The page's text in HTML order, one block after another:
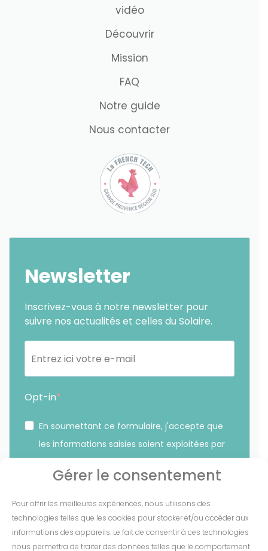
Gérer le consentement
Pour offrir les meilleures expériences, nous utilisons des
technologies telles que les cookies pour stocker et/ou accéder aux
informations des appareils. Le fait de consentir à ces technologies
nous permettra de traiter des données telles que le comportement
vidéo
Découvrir
Mission
FAQ
Notre guide
Nous contacter
Newsletter
Inscrivez-vous à notre newsletter pour
suivre nos actualités et celles du Solaire.
Opt-in
En soumettant ce formulaire, j'accepte que
les informations saisies soient exploitées par
sur le lien présent dans nos emails.
S'INSCRIRE